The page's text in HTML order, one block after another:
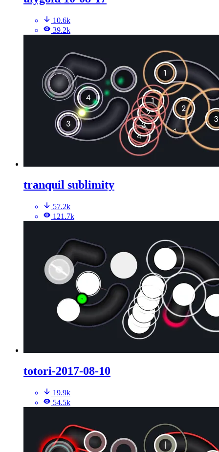
10.6k
39.2k
tranquil sublimity
57.2k
121.7k
totori-2017-08-10
19.9k
54.5k